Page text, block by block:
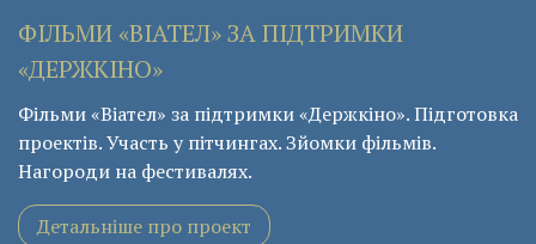
ФІЛЬМИ «ВІАТЕЛ» ЗА ПІДТРИМКИ
«ДЕРЖКІНО»
Фільми «Віател» за підтримки «Держкіно». Підготовка
проектів. Участь у пітчингах. Зйомки фільмів.
Нагороди на фестивалях.
Детальніше про проект